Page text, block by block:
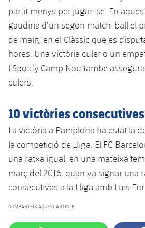
Fotos
Història
Classificació
Juvenil
Infantil
Notícies
Atletisme
plusicon
més
Actualitat
Masculí
Agenda
Bàsquet en cadira de rodes
plusicon
més
Actualitat
Resultats
Classificació
Hockey gel
Jugadors
Resultats
Classificació
plusicon
més
Notícies
Hockey Herba Masculí
Hockey Herba Femení
Patinatge artístic
plusicon
més
Actualitat
Plantilla
Agenda
Escola de Patinatge
Rugby
plusicon
més
Actualitat
partit menys per jugar-se. En
gaudiria d’un segon match-ball el
de maig, en el Clàssic que es
hores. Una victòria culer o un
l’Spotify Camp Nou també
culers.
10 victòries
La victòria a Pamplona ha estat la
la competició de Lliga. El FC
una ratxa igual, en una mateixa
març del 2016, quan va signar una
consecutives a la Lliga amb Luis
COMPARTEIX AQUEST ARTICLE